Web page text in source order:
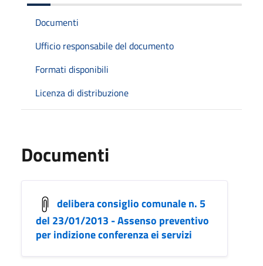
Documenti
Ufficio responsabile del documento
Formati disponibili
Licenza di distribuzione
Documenti
delibera consiglio comunale n. 5
del 23/01/2013 - Assenso preventivo
per indizione conferenza ei servizi